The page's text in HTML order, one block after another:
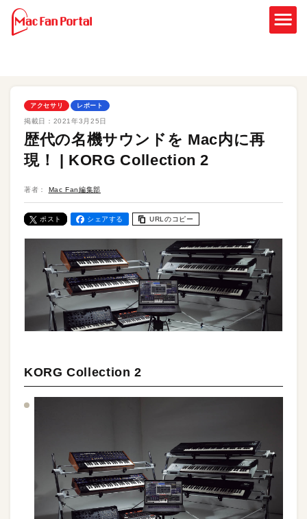
アクセサリ レポート
掲載日： 2021年3月25日
歴代の名機サウンドを Mac内に再
現！ | KORG Collection 2
著者： Mac Fan編集部
ポスト シェアする URLのコピー
KORG Collection 2